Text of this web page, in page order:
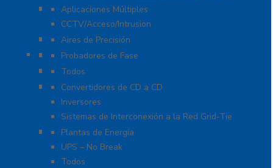
Fuentes de Poder
Aplicaciones Múltiples
CCTV/Acceso/Intrusion
Sistemas de Enfriamiento
Aires de Precisión
Herramientas
Probadores de Fase
Iluminación LED
Todos
Inversores y Convertidores
Convertidores de CD a CD
Inversores
Sistemas de Interconexión a la Red Grid-Tie
UPS / Respaldo
Plantas de Energía
UPS – No Break
Todos